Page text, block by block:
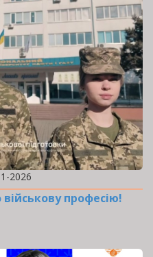
2026
професію!